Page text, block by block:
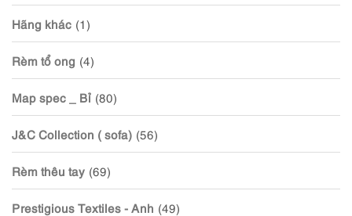
Hãng khác (1)
Rèm tổ ong (4)
Map spec _ Bỉ (80)
J&C Collection ( sofa) (56)
Rèm thêu tay (69)
Prestigious Textiles - Anh (49)